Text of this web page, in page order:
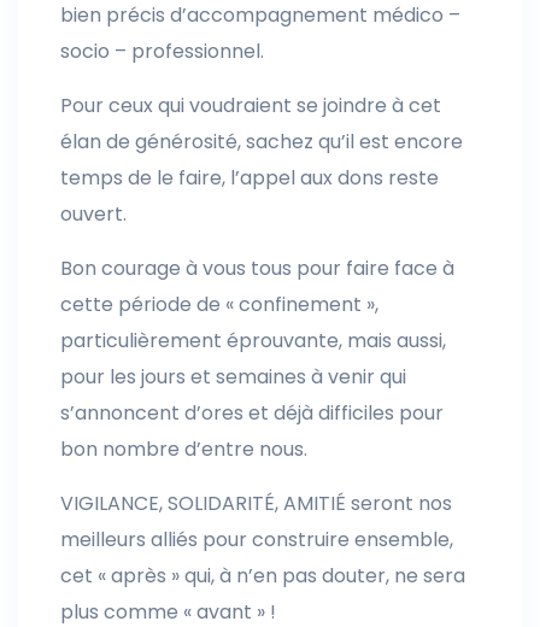
bien précis d’accompagnement médico –
socio – professionnel.
Pour ceux qui voudraient se joindre à cet
élan de générosité, sachez qu’il est encore
temps de le faire, l’appel aux dons reste
ouvert.
Bon courage à vous tous pour faire face à
cette période de « confinement »,
particulièrement éprouvante, mais aussi,
pour les jours et semaines à venir qui
s’annoncent d’ores et déjà difficiles pour
bon nombre d’entre nous.
VIGILANCE, SOLIDARITÉ, AMITIÉ seront nos
meilleurs alliés pour construire ensemble,
cet « après » qui, à n’en pas douter, ne sera
plus comme « avant » !